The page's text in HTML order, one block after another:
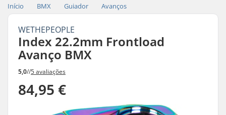
Início BMX Guiador Avanços
WETHEPEOPLE
Index 22.2mm Frontload
Avanço BMX
5,0//5 avaliações
84,95 €